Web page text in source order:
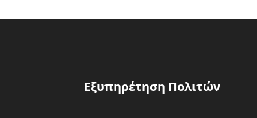
Εξυπηρέτηση Πολιτών